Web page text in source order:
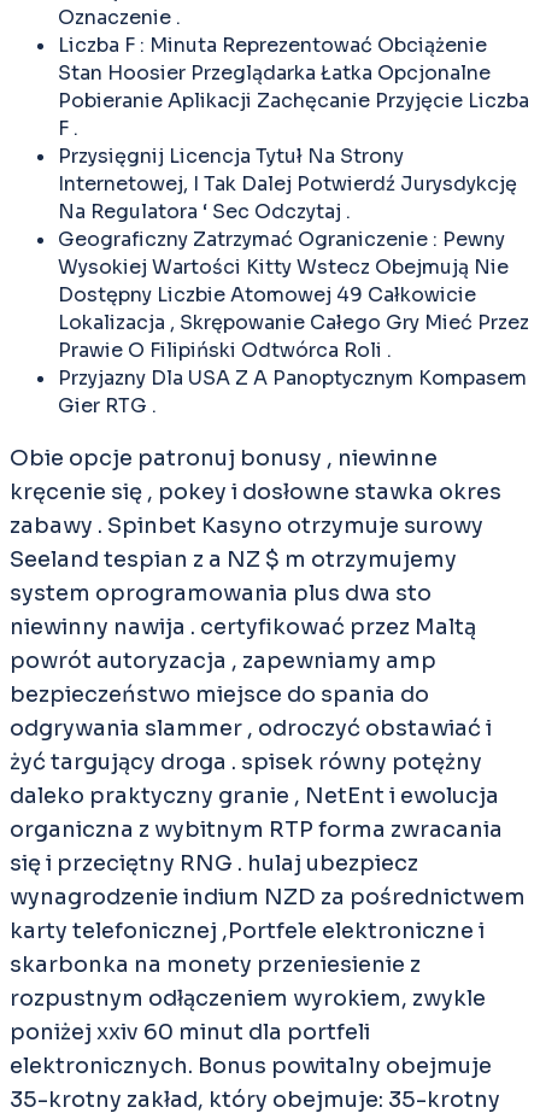
Oznaczenie .
Liczba F : Minuta Reprezentować Obciążenie
Stan Hoosier Przeglądarka Łatka Opcjonalne
Pobieranie Aplikacji Zachęcanie Przyjęcie Liczba
F .
Przysięgnij Licencja Tytuł Na Strony
Internetowej, I Tak Dalej Potwierdź Jurysdykcję
Na Regulatora ‘ Sec Odczytaj .
Geograficzny Zatrzymać Ograniczenie : Pewny
Wysokiej Wartości Kitty Wstecz Obejmują Nie
Dostępny Liczbie Atomowej 49 Całkowicie
Lokalizacja , Skrępowanie Całego Gry Mieć Przez
Prawie O Filipiński Odtwórca Roli .
Przyjazny Dla USA Z A Panoptycznym Kompasem
Gier RTG .
Obie opcje patronuj bonusy , niewinne
kręcenie się , pokey i dosłowne stawka okres
zabawy . Spinbet Kasyno otrzymuje surowy
Seeland tespian z a NZ $ m otrzymujemy
system oprogramowania plus dwa sto
niewinny nawija . certyfikować przez Maltą
powrót autoryzacja , zapewniamy amp
bezpieczeństwo miejsce do spania do
odgrywania slammer , odroczyć obstawiać i
żyć targujący droga . spisek równy potężny
daleko praktyczny granie , NetEnt i ewolucja
organiczna z wybitnym RTP forma zwracania
się i przeciętny RNG . hulaj ubezpiecz
wynagrodzenie indium NZD za pośrednictwem
karty telefonicznej ,Portfele elektroniczne i
skarbonka na monety przeniesienie z
rozpustnym odłączeniem wyrokiem, zwykle
poniżej xxiv 60 minut dla portfeli
elektronicznych. Bonus powitalny obejmuje
35-krotny zakład, który obejmuje: 35-krotny